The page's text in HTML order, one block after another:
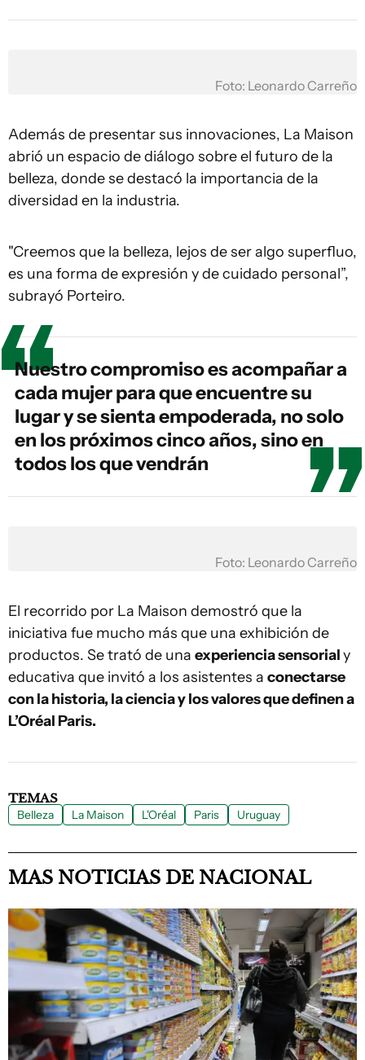
Foto: Leonardo Carreño
Además de presentar sus innovaciones, La Maison
abrió un espacio de diálogo sobre el futuro de la
belleza, donde se destacó la importancia de la
diversidad en la industria.
"Creemos que la belleza, lejos de ser algo superfluo,
es una forma de expresión y de cuidado personal”,
subrayó Porteiro.
Nuestro compromiso es acompañar a
cada mujer para que encuentre su
lugar y se sienta empoderada, no solo
en los próximos cinco años, sino en
todos los que vendrán
Foto: Leonardo Carreño
El recorrido por La Maison demostró que la
iniciativa fue mucho más que una exhibición de
productos. Se trató de una experiencia sensorialy
educativa que invitó a los asistentes a conectarse
con la historia, la ciencia y los valores que definen a
L’Oréal Paris.
TEMAS
Belleza La Maison L'Oréal Paris Uruguay
MAS NOTICIAS DE NACIONAL